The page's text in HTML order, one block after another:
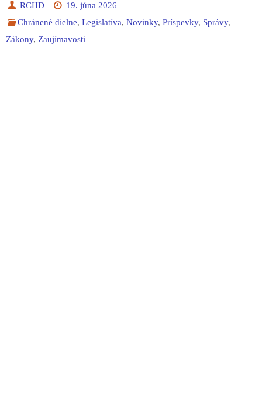
RCHD
19. júna 2026
Chránené dielne,Legislatíva,Novinky,Príspevky, Správy,
Zákony, Zaujímavosti